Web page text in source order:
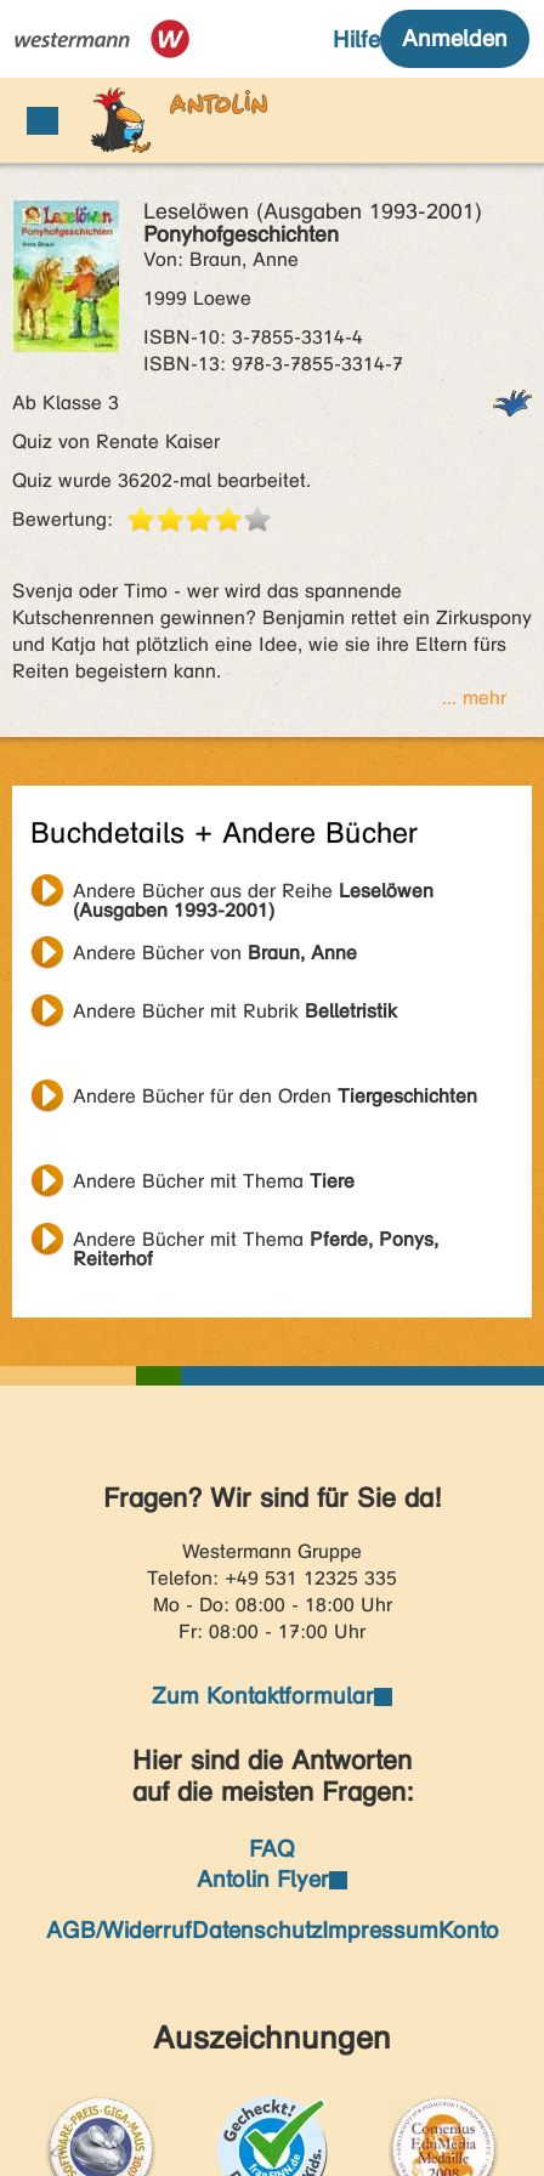
Leselöwen (Ausgaben 1993-2001)
Ponyhofgeschichten
Von: Braun, Anne
1999 Loewe
ISBN‑10: 3-7855-3314-4
ISBN‑13: 978-3-7855-3314-7
Ab Klasse 3
Quiz von Renate Kaiser
Quiz wurde 36202-mal bearbeitet.
Bewertung:
Svenja oder Timo - wer wird das spannende
Kutschenrennen gewinnen? Benjamin rettet ein Zirkuspony
und Katja hat plötzlich eine Idee, wie sie ihre Eltern fürs
Reiten begeistern kann.
... mehr
Buchdetails + Andere Bücher
Andere Bücher aus der Reihe Leselöwen
(Ausgaben 1993-2001)
Andere Bücher von Braun, Anne
Andere Bücher mit Rubrik Belletristik
Andere Bücher für den Orden Tiergeschichten
Andere Bücher mit Thema Tiere
Andere Bücher mit Thema Pferde, Ponys,
Reiterhof